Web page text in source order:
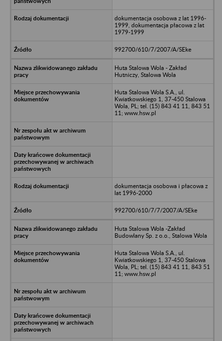
dokumentacja osobowa z lat 1996-
1999, dokumentacja płacowa z lat
1979-1999
992700/610/7/2007/A/SEke
Huta Stalowa Wola - Zakład
Hutniczy, Stalowa Wola
Huta Stalowa Wola S.A., ul.
Kwiatkowskiego 1, 37-450 Stalowa
Wola, PL; tel. (15) 843 41 11, 843 51
11; www.hsw.pl
dokumentacja osobowa i płacowa z
lat 1996-2000
992700/610/7/7/2007/A/SEke
Huta Stalowa Wola -Zakład
Budowlany Sp. z o.o., Stalowa Wola
Huta Stalowa Wola S.A., ul.
Kwiatkowskiego 1, 37-450 Stalowa
Wola, PL; tel. (15) 843 41 11, 843 51
11; www.hsw.pl